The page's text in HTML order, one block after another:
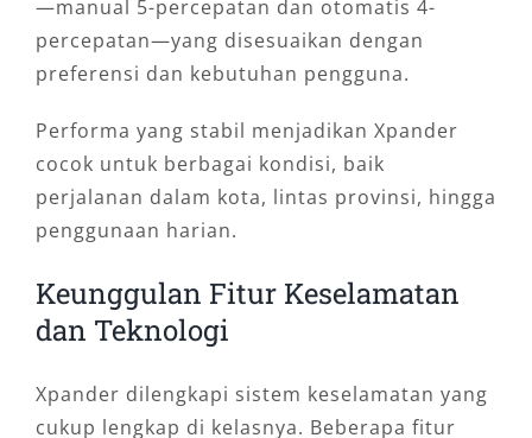
—manual 5-percepatan dan otomatis 4-
percepatan—yang disesuaikan dengan
preferensi dan kebutuhan pengguna.
Performa yang stabil menjadikan Xpander
cocok untuk berbagai kondisi, baik
perjalanan dalam kota, lintas provinsi, hingga
penggunaan harian.
Keunggulan Fitur Keselamatan
dan Teknologi
Xpander dilengkapi sistem keselamatan yang
cukup lengkap di kelasnya. Beberapa fitur